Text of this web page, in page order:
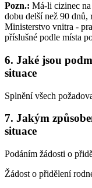
Pozn.: Má-li cizinec
dobu delší než 90
Ministerstvo vnitra -
příslušné podle místa
6. Jaké jsou
situace
Splnění všech
7. Jakým
situace
Podáním žádosti o
Žádost o přidělení